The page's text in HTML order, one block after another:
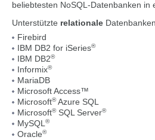
beliebtesten NoSQL-Datenbanken in
Unterstützte relationale
Firebird
IBM DB2 for iSeries®
IBM DB2®
Informix®
MariaDB
Microsoft Access™
Microsoft®Azure SQL
Microsoft®SQL Server®
MySQL®
Oracle®